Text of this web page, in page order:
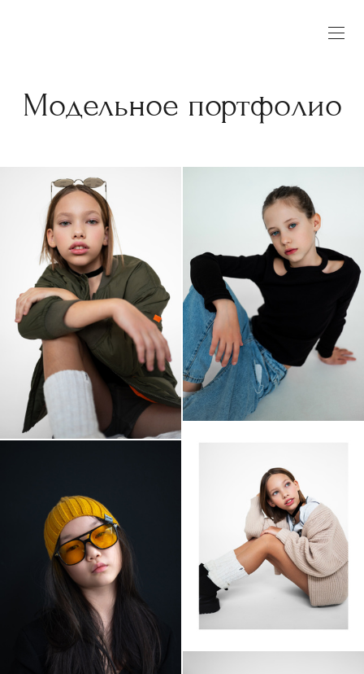
Модельное портфолио